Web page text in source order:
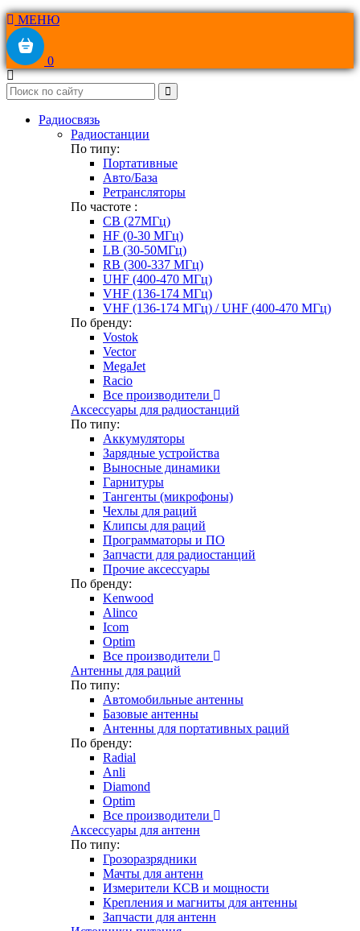
МЕНЮ
0
Радиосвязь
Радиостанции
По типу:
Портативные
Авто/База
Ретрансляторы
По частоте :
CB (27МГц)
HF (0-30 МГц)
LB (30-50МГц)
RB (300-337 МГц)
UHF (400-470 МГц)
VHF (136-174 МГц)
VHF (136-174 МГц) / UHF (400-470 МГц)
По бренду:
Vostok
Vector
MegaJet
Racio
Все производители
Аксессуары для радиостанций
По типу:
Аккумуляторы
Зарядные устройства
Выносные динамики
Гарнитуры
Тангенты (микрофоны)
Чехлы для раций
Клипсы для раций
Программаторы и ПО
Запчасти для радиостанций
Прочие аксессуары
По бренду:
Kenwood
Alinco
Icom
Optim
Все производители
Антенны для раций
По типу:
Автомобильные антенны
Базовые антенны
Антенны для портативных раций
По бренду:
Radial
Anli
Diamond
Optim
Все производители
Аксессуары для антенн
По типу:
Грозоразрядники
Мачты для антенн
Измерители КСВ и мощности
Крепления и магниты для антенны
Запчасти для антенн